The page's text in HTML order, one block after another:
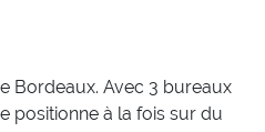
Bordeaux. Avec 3 bureaux
positionne à la fois sur du